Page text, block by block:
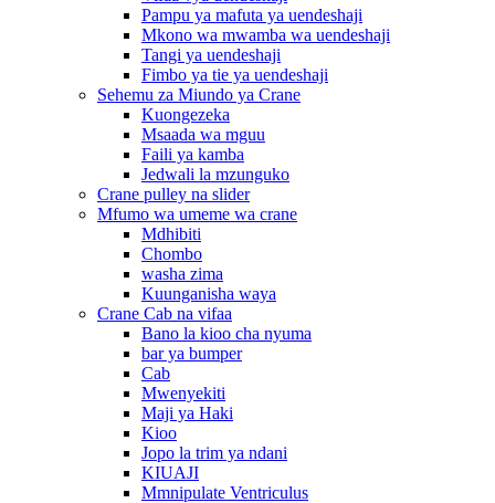
Pampu ya mafuta ya uendeshaji
Mkono wa mwamba wa uendeshaji
Tangi ya uendeshaji
Fimbo ya tie ya uendeshaji
Sehemu za Miundo ya Crane
Kuongezeka
Msaada wa mguu
Faili ya kamba
Jedwali la mzunguko
Crane pulley na slider
Mfumo wa umeme wa crane
Mdhibiti
Chombo
washa zima
Kuunganisha waya
Crane Cab na vifaa
Bano la kioo cha nyuma
bar ya bumper
Cab
Mwenyekiti
Maji ya Haki
Kioo
Jopo la trim ya ndani
KIUAJI
Mmnipulate Ventriculus